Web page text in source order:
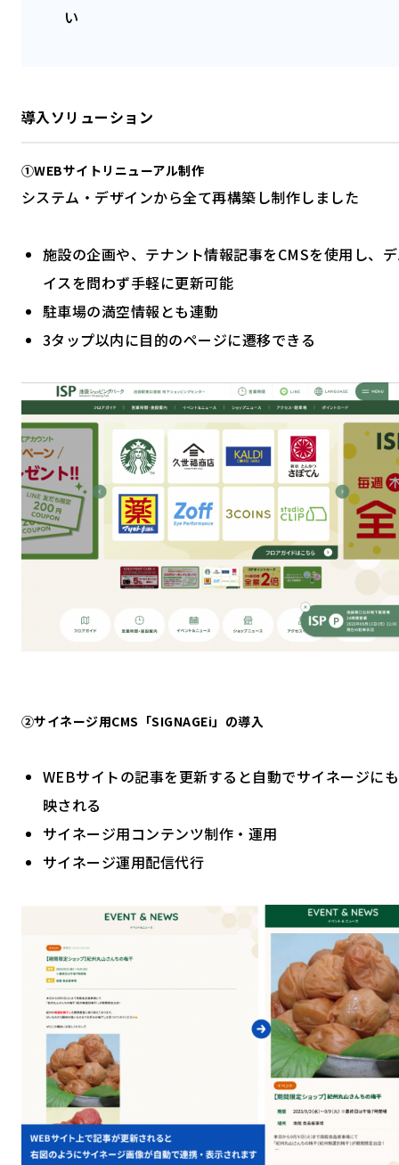
い
導入ソリューション
①WEBサイトリニューアル制作
システム・デザインから全て再構築し制作しました
施設の企画や、テナント情報記事をCMSを使用し、
イスを問わず手軽に更新可能
駐車場の満空情報とも連動
3タップ以内に目的のページに遷移できる
②サイネージ用CMS「SIGNAGEi」の導入
WEBサイトの記事を更新すると自動でサイネージに
映される
サイネージ用コンテンツ制作・運用
サイネージ運用配信代行